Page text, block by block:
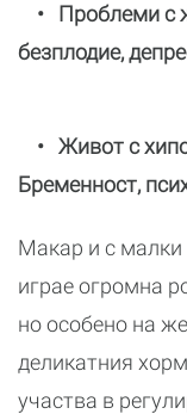
• Проблеми с
безплодие,
• Живот с
Бременност,
Макар и с
играе огромна
но особено на
деликатния
участва в